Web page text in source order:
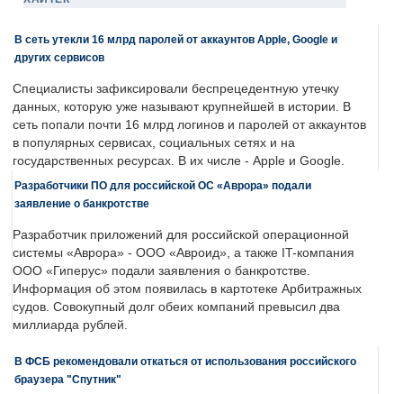
В сеть утекли 16 млрд паролей от аккаунтов Apple, Google и
других сервисов
Специалисты зафиксировали беспрецедентную утечку
данных, которую уже называют крупнейшей в истории. В
сеть попали почти 16 млрд логинов и паролей от аккаунтов
в популярных сервисах, социальных сетях и на
государственных ресурсах. В их числе - Apple и Google.
Разработчики ПО для российской ОС «Аврора» подали
заявление о банкротстве
Разработчик приложений для российской операционной
системы «Аврора» - ООО «Авроид», а также IT-компания
ООО «Гиперус» подали заявления о банкротстве.
Информация об этом появилась в картотеке Арбитражных
судов. Совокупный долг обеих компаний превысил два
миллиарда рублей.
В ФСБ рекомендовали откаться от использования российского
браузера "Спутник"